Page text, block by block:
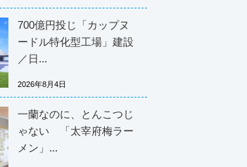
700億円投じ「カップヌ
ードル特化型工場」建設
／日...
2026年8月4日
一蘭なのに、とんこつじ
ゃない 「太宰府梅ラー
メン」...